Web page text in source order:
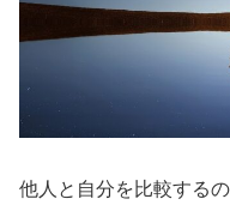
他人と自分を比較する